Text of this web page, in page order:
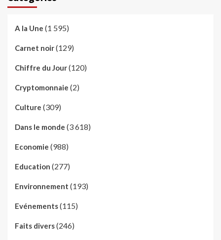
A la Une (1 595)
Carnet noir(129)
Chiffre du Jour(120)
Cryptomonnaie (2)
Culture (309)
Dans le monde (3 618)
Economie (988)
Education (277)
Environnement (193)
Evénements(115)
Faits divers(246)